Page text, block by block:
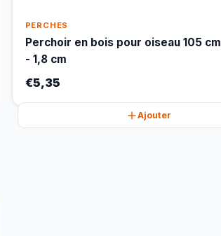
PERCHES
Perchoir en bois pour oiseau 105
- 1,8 cm
€5,35
Ajouter